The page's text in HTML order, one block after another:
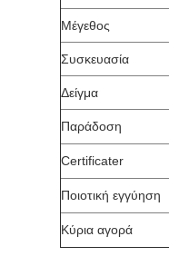
Μέγεθος
Συσκευασία
Δείγμα
Παράδοση
Certificater
Ποιοτική εγγύηση
Κύρια αγορά